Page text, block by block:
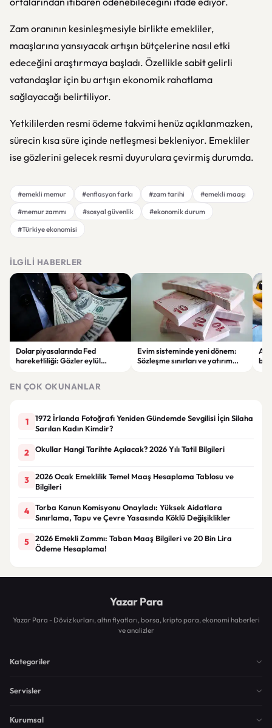
Zam oranının kesinleşmesiyle birlikte emekliler,
maaşlarına yansıyacak artışın bütçelerine nasıl etki
edeceğini araştırmaya başladı. Özellikle sabit gelirli
vatandaşlar için bu artışın ekonomik rahatlama
sağlayacağı belirtiliyor.
Yetkililerden resmi ödeme takvimi henüz açıklanmazken,
sürecin kısa süre içinde netleşmesi bekleniyor. Emekliler
ise gözlerini gelecek resmi duyurulara çevirmiş durumda.
#emekli memur #enflasyon farkı #zam tarihi
#emekli maaşı
#memur zammı
#sosyal güvenlik
#ekonomik durum
#Türkiye ekonomisi
İLGILI HABERLER
Dolar piyasalarında Fed
hareketliliği: Gözler eylül
Evim sisteminde yeni dönem:
Sözleşme sınırları ve yatırım
EN ÇOK OKUNANLAR
1
1972 İrlanda Fotoğrafı Yeniden Gündemde Sevgilisi İçin Silaha
Sarılan Kadın Kimdir?
2 Okullar Hangi Tarihte Açılacak? 2026 Yılı Tatil Bilgileri
3
2026 Ocak Emeklilik Temel Maaş Hesaplama Tablosu ve
Bilgileri
4
Torba Kanun Komisyonu Onayladı: Yüksek Aidatlara
Sınırlama, Tapu ve Çevre Yasasında Köklü Değişiklikler
5
2026 Emekli Zammı: Taban Maaş Bilgileri ve 20 Bin Lira
Ödeme Hesaplama!
Yazar Para
Yazar Para - Döviz kurları, altın fiyatları, borsa, kripto para, ekonomi haberleri
ve analizler
Kategoriler
Servisler
Kurumsal